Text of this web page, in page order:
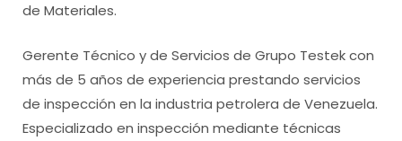
de Materiales.
Gerente Técnico y de Servicios de Grupo Testek con
más de 5 años de experiencia prestando servicios
de inspección en la industria petrolera de Venezuela.
Especializado en inspección mediante técnicas